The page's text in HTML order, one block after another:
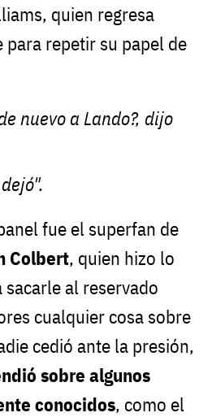
quien regresa
para repetir su papel de
nuevo a Lando?, dijo
fue el superfan de
Colbert, quien hizo lo
al reservado
cualquier cosa sobre
cedió ante la presión,
sobre algunos
conocidos, como el